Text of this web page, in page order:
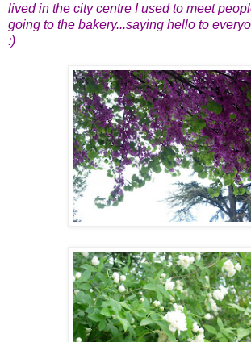
lived in the city centre I used to meet
going to the bakery...saying hello to
:)